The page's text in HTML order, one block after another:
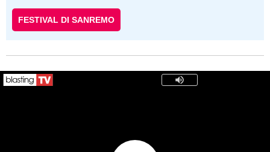
FESTIVAL DI SANREMO